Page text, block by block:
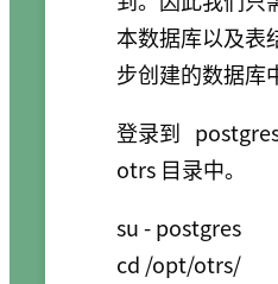
本数据库以及表
步创建的数据库
登录到
otrs 目录中。
su - postgres